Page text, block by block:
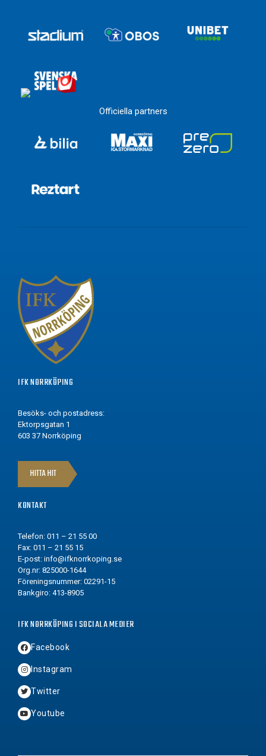
Officiella partners
IFK NORRKÖPING
Besöks- och postadress:
Ektorpsgatan 1
603 37 Norrköping
HITTA HIT
KONTAKT
Telefon: 011 – 21 55 00
Fax: 011 – 21 55 15
E-post: info@ifknorrkoping.se
Org.nr: 825000-1644
Föreningsnummer: 02291-15
Bankgiro: 413-8905
IFK NORRKÖPING I SOCIALA MEDIER
Facebook
Instagram
Twitter
Youtube